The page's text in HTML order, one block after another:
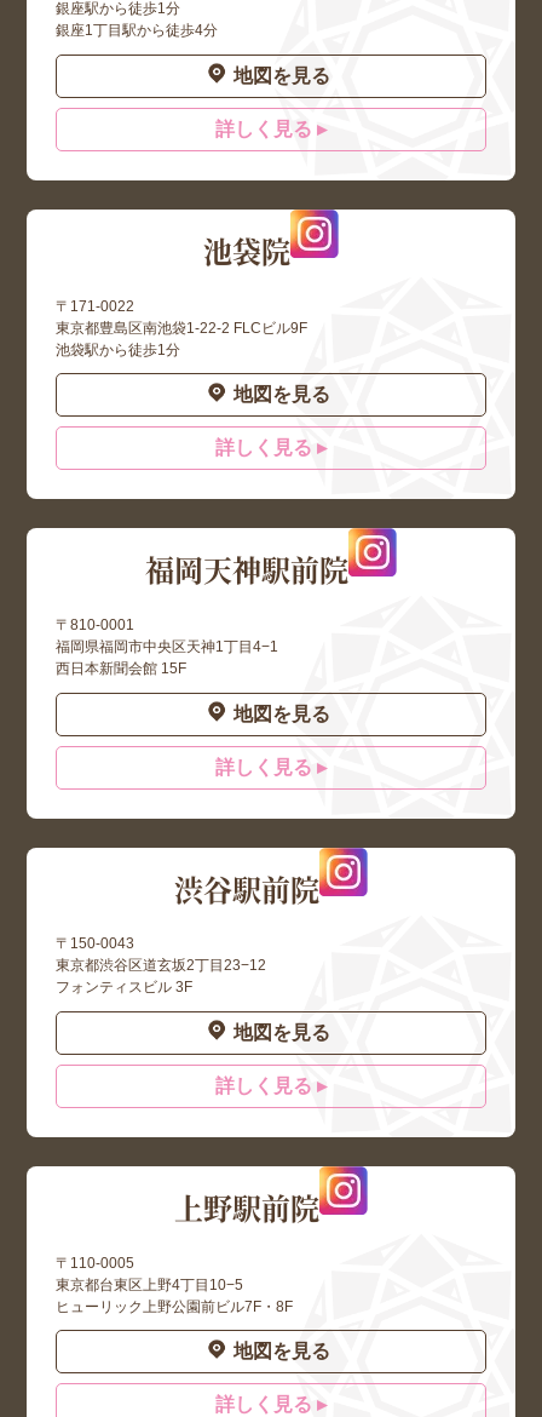
銀座駅から徒歩1分
銀座1丁目駅から徒歩4分
地図を見る
詳しく見る ▸
池袋院
〒171-0022
東京都豊島区南池袋1-22-2 FLCビル9F
池袋駅から徒歩1分
地図を見る
詳しく見る ▸
福岡天神駅前院
〒810-0001
福岡県福岡市中央区天神1丁目4−1
西日本新聞会館 15F
地図を見る
詳しく見る ▸
渋谷駅前院
〒150-0043
東京都渋谷区道玄坂2丁目23−12
フォンティスビル 3F
地図を見る
詳しく見る ▸
上野駅前院
〒110-0005
東京都台東区上野4丁目10−5
ヒューリック上野公園前ビル7F・8F
地図を見る
詳しく見る ▸